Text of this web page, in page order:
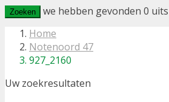
Zoeken we hebben gevonden 0
Home
Notenoord 47
927_2160
Uw zoekresultaten